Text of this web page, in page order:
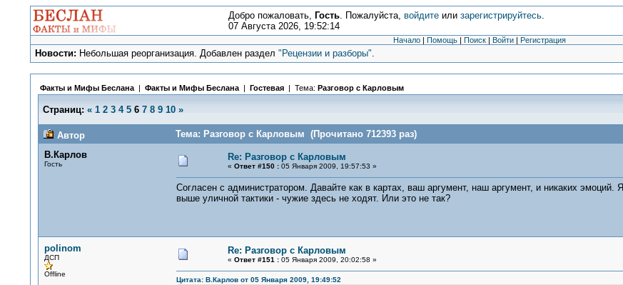
Добро пожаловать, Гость. Пожалуйста, войдитеили зарегистрируйтесь.
07 Августа 2026, 19:52:14
Начало | Помощь | Поиск | Войти | Регистрация
Новости: Небольшая реорганизация. Добавлен раздел"Рецензии и разборы".
Факты и Мифы Беслана| Факты и Мифы Беслана| Гостевая | Тема: Разговор с Карловым
Страниц: « 1 2 3 4 5 6 7 8 9 10 »
Автор
Тема: Разговор с Карловым (Прочитано 712393 раз)
В.Карлов
Гость
Re: Разговор с Карловым
« Ответ #150 :05 Января 2009, 19:57:53 »
Согласен с администратором. Давайте как в картах, ваш аргумент, наш аргумент, и никаких
выше уличной тактики - чужие здесь не ходят. Или это не так?
polinom
ДСП
Offline
Re: Разговор с Карловым
« Ответ #151 :05 Января 2009, 20:02:58 »
Цитата: В.Карлов от 05 Января 2009, 19:49:52